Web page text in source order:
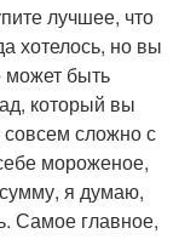
лучшее, что
хотелось, но вы
может быть
который вы
совсем сложно с
мороженое,
я думаю,
Самое главное,